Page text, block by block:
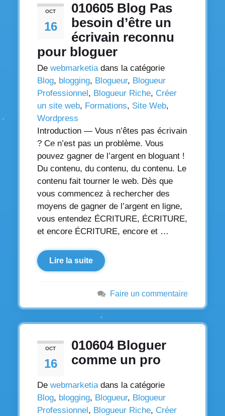
OCT
16
010605 Blog Pas
besoin d’être un
écrivain reconnu
pour bloguer
De webmarketiadans la catégorie
Blog, blogging, Blogueur, Blogueur
Professionnel, Blogueur Riche, Créer
un site web, Formations, Site Web,
Wordpress
Introduction — Vous n’êtes pas écrivain
? Ce n’est pas un problème. Vous
pouvez gagner de l’argent en bloguant !
Du contenu, du contenu, du contenu. Le
contenu fait tourner le web. Dès que
vous commencez à rechercher des
moyens de gagner de l’argent en ligne,
vous entendez ÉCRITURE, ÉCRITURE,
et encore ÉCRITURE, encore et …
Lire la suite
Faire un commentaire
OCT
16
010604 Bloguer
comme un pro
De webmarketiadans la catégorie
Blog, blogging, Blogueur, Blogueur
Professionnel , Blogueur Riche, Créer